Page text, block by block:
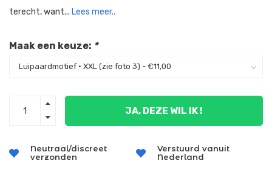
terecht, want... Lees meer..
Maak een keuze: *
JA, DEZE WIL IK !
Neutraal/discreet
verzonden
Verstuurd vanuit
Nederland